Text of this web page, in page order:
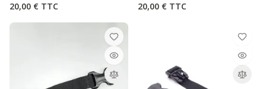
20,00 € TTC 20,00 € TTC